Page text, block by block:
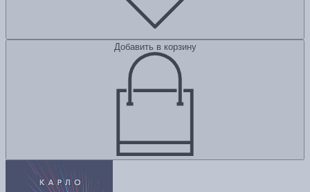
Добавить в корзину